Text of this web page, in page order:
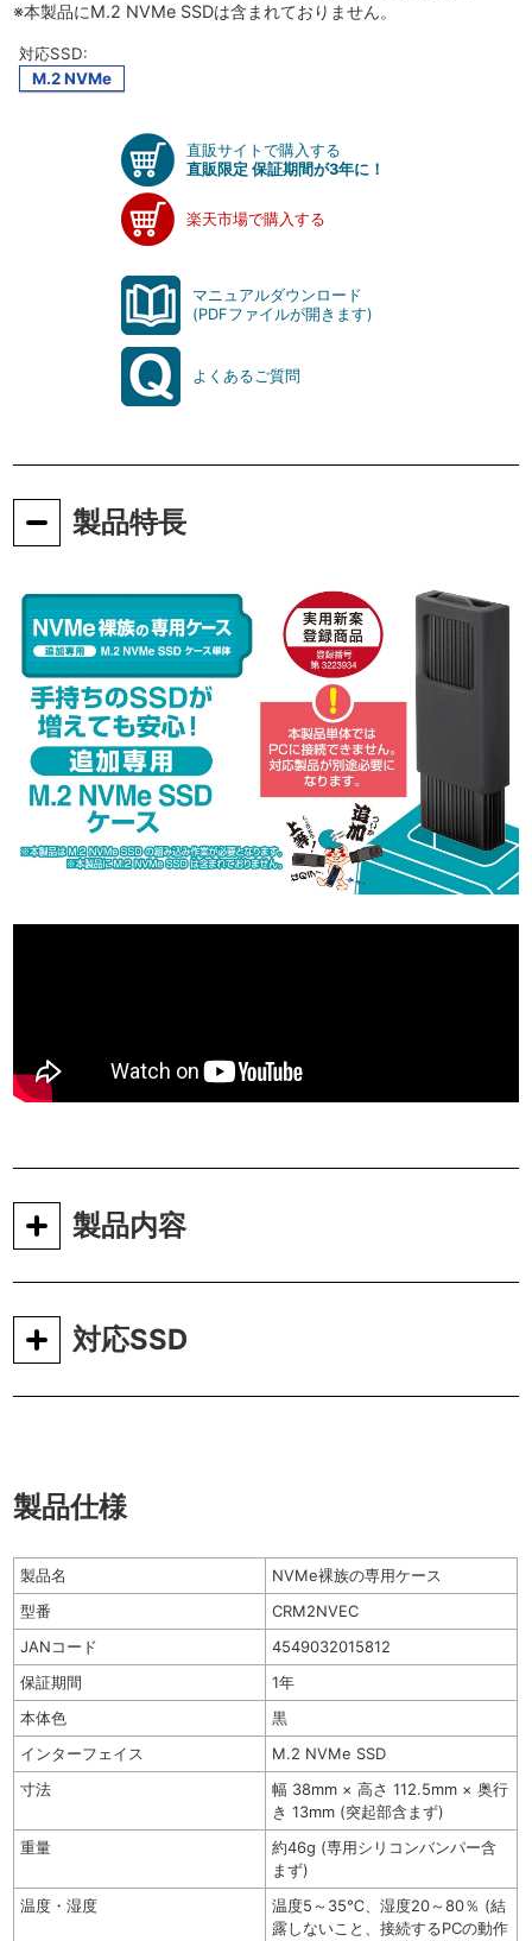
※本製品にM.2 NVMe SSDは含まれておりません。
対応SSD:
M.2 NVMe
直販サイトで購入する
直販限定 保証期間が3年に！
楽天市場で購入する
マニュアルダウンロード
(PDFファイルが開きます)
よくあるご質問
製品特長
製品内容
対応SSD
製品仕様
製品名
NVMe裸族の専用ケース
型番
CRM2NVEC
JANコード
4549032015812
保証期間
1年
本体色
黒
インターフェイス
M.2 NVMe SSD
寸法
幅 38mm × 高さ 112.5mm × 奥行
き 13mm (突起部含まず)
重量
約46g (専用シリコンバンパー含
まず)
温度・湿度
温度5～35℃、湿度20～80％ (結
露しないこと、接続するPCの動作